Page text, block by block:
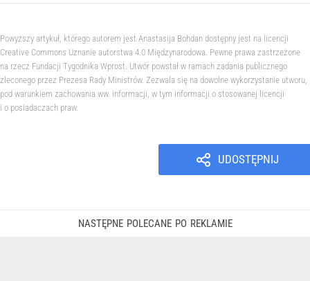
Powyższy artykuł, którego autorem jest Anastasija Bohdan dostępny jest na licencji
Creative Commons Uznanie autorstwa 4.0 Międzynarodowa. Pewne prawa zastrzeżone
na rzecz Fundacji Tygodnika Wprost. Utwór powstał w ramach zadania publicznego
zleconego przez Prezesa Rady Ministrów. Zezwala się na dowolne wykorzystanie utworu,
pod warunkiem zachowania ww. informacji, w tym informacji o stosowanej licencji
i o posiadaczach praw.
UDOSTĘPNIJ